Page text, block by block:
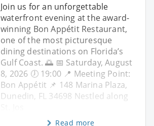
Join us for an unforgettable
waterfront evening at the award-
winning Bon Appétit Restaurant,
one of the most picturesque
dining destinations on Florida’s
Gulf Coast. 🌅 📅 Saturday, August
8, 2026 🕖 19:00 📍 Meeting Point:
Bon Appétit 📌 148 Marina Plaza,
Dunedin, FL 34698 Nestled along
Read more